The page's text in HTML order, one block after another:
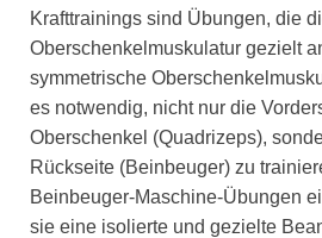
Krafttrainings sind Übungen, die
Oberschenkelmuskulatur gezielt
symmetrische
es notwendig, nicht nur die
Oberschenkel (Quadrizeps),
Rückseite (Beinbeuger) zu
Beinbeuger-Maschine-Übungen
sie eine isolierte und gezielte